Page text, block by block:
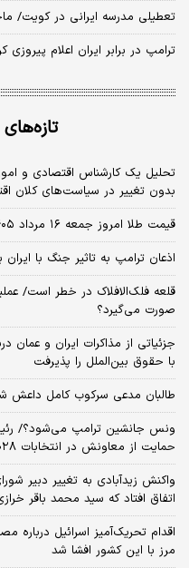
تعطیلی مدرسه ایرانی در کویت/
ترامپ در برابر ایران اعلام پیروزی
تحلیل یک کارشناس اقتصادی و
بدون تغییر در سیاست‌های کلان
قیمت طلا امروز جمعه ۱۶ مرداد ۱۴۰۵/ افزایش قیمت طلا
اذعان ترامپ به تاثیر جنگ با ایران
قلعه فلک‌الافلاک در خطر است/
صورت می‌گیرد؟
جزئیاتی از مذاکرات ایران و عمان
با حقوق بین‌الملل را پذیرفت
طالبان مدعی سرکوب کامل داعش
ونس جانشین ترامپ می‌شود؟/
حمایت از معاونش در انتخابات ۲۰۲۸ پاسخ داد
واکنش زیدآبادی به تغییر دبیر
اتفاق افتاد که سید محمد باقر
اقدام تحریک‌آمیز اسرائیل درباره
مرز با این کشور افشا شد